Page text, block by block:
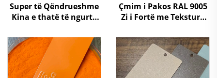
Super të Qëndrueshme
Kina e thatë të ngurtë
Fabrikantë me çmime
të ulëta për
Distribuitorë Shitës
Çmim i Pakos RAL 9005
Zi i Fortë me Teksturë
Pulvere e Qëndrueshme